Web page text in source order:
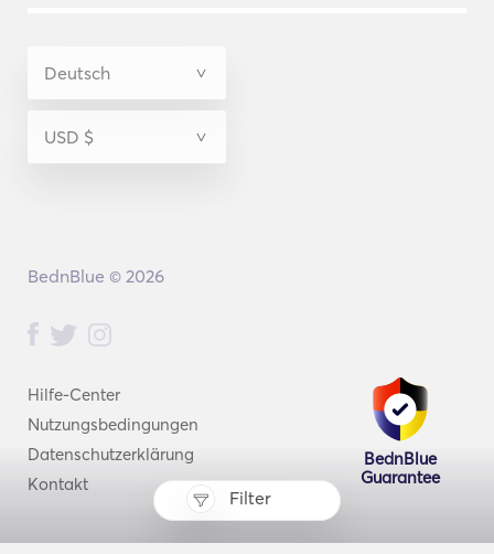
Filter
Hilfe-Center
Nutzungsbedingungen
Datenschutzerklärung
Kontakt
BednBlue
Guarantee
BednBlue © 2026